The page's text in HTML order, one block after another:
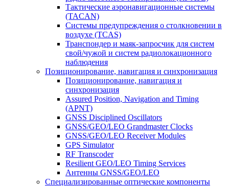
Тактические аэронавигационные системы
(TACAN)
Системы предупреждения о столкновении в
воздухе (TCAS)
Транспондер и маяк-запросчик для систем
свой/чужой и систем радиолокационного
наблюдения
Позиционирование, навигация и синхронизация
Позиционирование, навигация и
синхронизация
Assured Position, Navigation and Timing
(APNT)
GNSS Disciplined Oscillators
GNSS/GEO/LEO Grandmaster Clocks
GNSS/GEO/LEO Receiver Modules
GPS Simulator
RF Transcoder
Resilient GEO/LEO Timing Services
Антенны GNSS/GEO/LEO
Специализированные оптические компоненты